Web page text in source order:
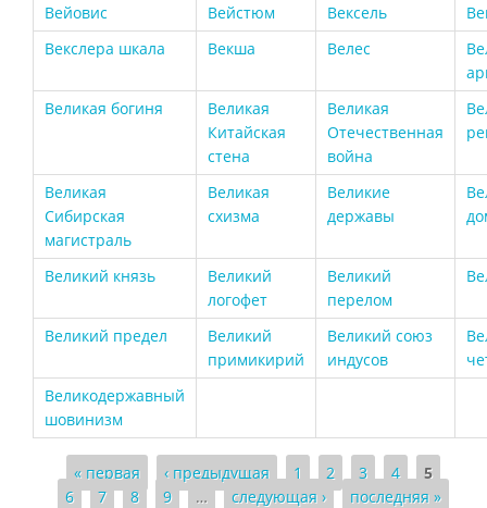
Вейовис
Вейстюм Вексель
Векслера шкала
Векша Велес
Великая богиня
Великая
Китайская
стена
Великая
Отечественная
война
Великая
Сибирская
магистраль
Великая
схизма
Великие
державы
Великий князь
Великий
логофет
Великий
перелом
Великий предел
Великий
примикирий
Великий союз
индусов
Великодержавный
шовинизм
Страницы
« первая ‹ предыдущая 1 2 3 4
5
6
7 8 9 … следующая ›
последняя »